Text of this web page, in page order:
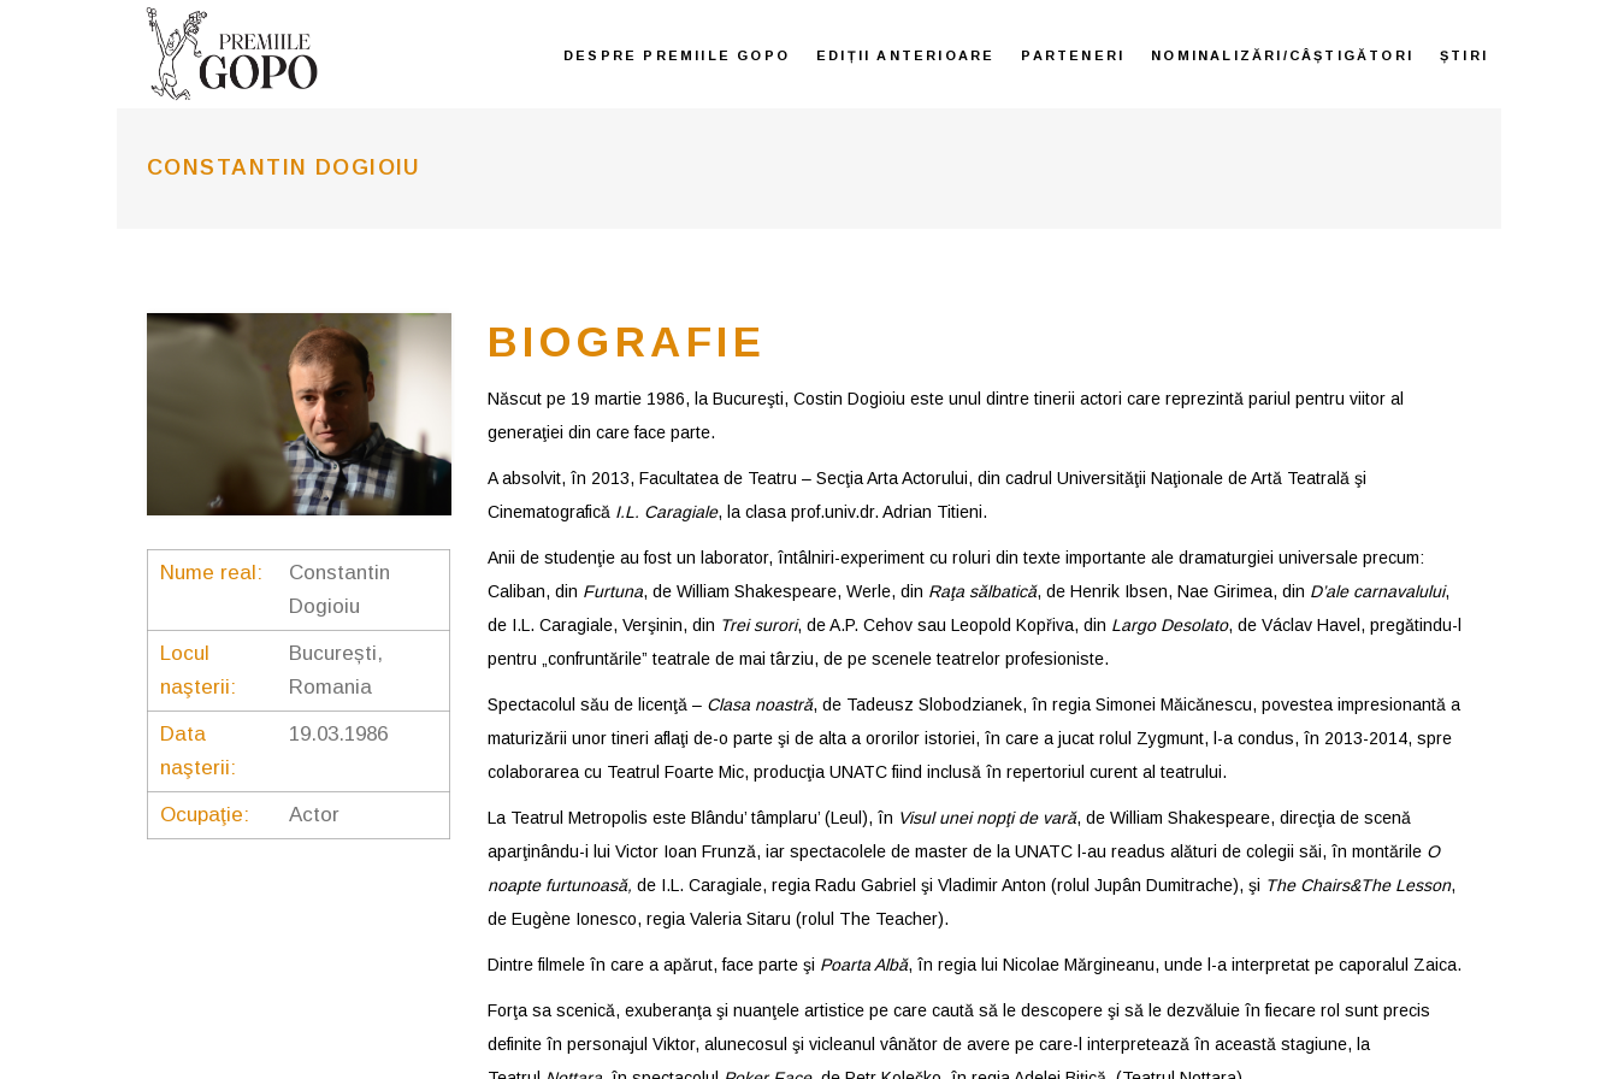
DESPRE PREMIILE GOPO EDIȚII ANTERIOARE PARTENERI NOMINALIZĂRI/CÂȘTIGĂTORI ȘTIRI
CONSTANTIN DOGIOIU
Nume real:
Constantin
Dogioiu
Locul
naşterii:
București,
Romania
Data
naşterii:
19.03.1986
Ocupaţie: Actor
BIOGRAFIE
Născut pe 19 martie 1986, la Bucureşti, Costin Dogioiu este unul dintre tinerii actori care reprezintă pariul pentru viitor al
generaţiei din care face parte.
A absolvit, în 2013, Facultatea de Teatru – Secţia Arta Actorului, din cadrul Universităţii Naţionale de Artă Teatrală şi
Cinematografică I.L. Caragiale, la clasa prof.univ.dr. Adrian Titieni.
Anii de studenţie au fost un laborator, întâlniri-experiment cu roluri din texte importante ale dramaturgiei universale precum:
Caliban, din Furtuna, de William Shakespeare, Werle, din Raţa sălbatică, de Henrik Ibsen, Nae Girimea, din D’ale carnavalului,
de I.L. Caragiale, Verşinin, din Trei surori, de A.P. Cehov sau Leopold Kopřiva, din Largo Desolato, de Václav Havel, pregătindu-l
pentru „confruntările” teatrale de mai târziu, de pe scenele teatrelor profesioniste.
Spectacolul său de licenţă – Clasa noastră, de Tadeusz Slobodzianek, în regia Simonei Măicănescu, povestea impresionantă a
maturizării unor tineri aflaţi de-o parte şi de alta a ororilor istoriei, în care a jucat rolul Zygmunt, l-a condus, în 2013-2014, spre
colaborarea cu Teatrul Foarte Mic, producţia UNATC fiind inclusă în repertoriul curent al teatrului.
La Teatrul Metropolis este Blându’ tâmplaru’ (Leul), în Visul unei nopţi de vară, de William Shakespeare, direcţia de scenă
aparţinându-i lui Victor Ioan Frunză, iar spectacolele de master de la UNATC l-au readus alături de colegii săi, în montările O
noapte furtunoasă, de I.L. Caragiale, regia Radu Gabriel şi Vladimir Anton (rolul Jupân Dumitrache), şi The Chairs&The Lesson,
de Eugène Ionesco, regia Valeria Sitaru (rolul The Teacher).
Dintre filmele în care a apărut, face parte şi Poarta Albă, în regia lui Nicolae Mărgineanu, unde l-a interpretat pe caporalul Zaica.
Forţa sa scenică, exuberanţa şi nuanţele artistice pe care caută să le descopere şi să le dezvăluie în fiecare rol sunt precis
definite în personajul Viktor, alunecosul şi vicleanul vânător de avere pe care-l interpretează în această stagiune, la